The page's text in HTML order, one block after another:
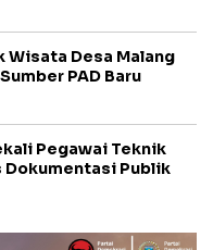
Desa Malang
PAD Baru
Pegawai Teknik
Publik